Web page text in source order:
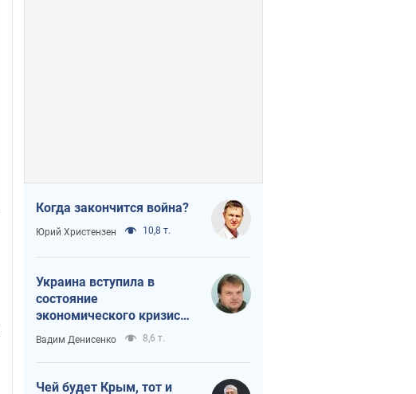
Когда закончится война?
Юрий Христензен 10,8 т.
Украина вступила в
состояние
экономического кризиса.
Есть ли свет в конце
туннеля?
Вадим Денисенко 8,6 т.
Чей будет Крым, тот и